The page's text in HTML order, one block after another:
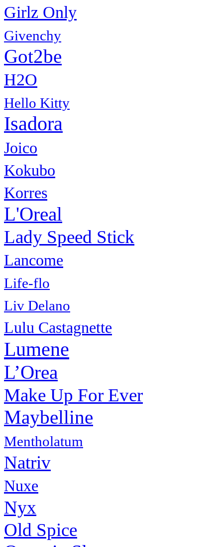
Girlz Only
Givenchy
Got2be
H2O
Hello Kitty
Isadora
Joico
Kokubo
Korres
L'Oreal
Lady Speed Stick
Lancome
Life-flo
Liv Delano
Lulu Castagnette
Lumene
L’Orea
Make Up For Ever
Maybelline
Mentholatum
Natriv
Nuxe
Nyx
Old Spice